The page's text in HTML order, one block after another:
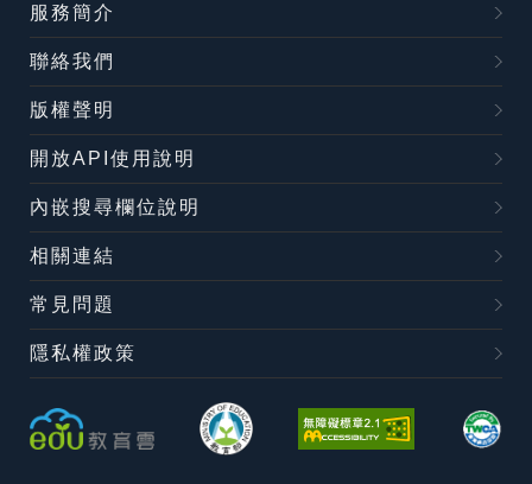
服務簡介
聯絡我們
版權聲明
開放API使用說明
內嵌搜尋欄位說明
相關連結
常見問題
隱私權政策